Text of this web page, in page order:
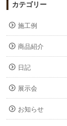
カテゴリー
施工例
商品紹介
日記
展示会
お知らせ